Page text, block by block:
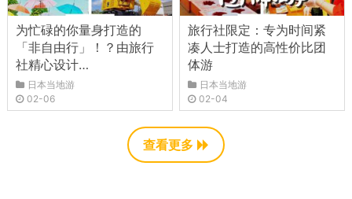
为忙碌的你量身打造的
「非自由行」！？由旅行
社精心设计…
日本当地游
02-06
旅行社限定：专为时间紧
凑人士打造的高性价比团
体游
日本当地游
02-04
查看更多